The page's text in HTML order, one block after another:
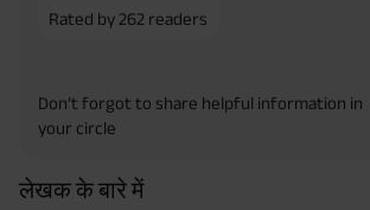
Rated by 262 readers
Don’t forgot to share helpful information in
your circle
लेखक के बारे में